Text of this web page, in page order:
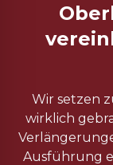
Wir setzen
wirklich
Ausführung